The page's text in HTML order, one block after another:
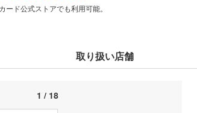
ド公式ストアでも利用可能。
取り扱い店舗
1 / 18